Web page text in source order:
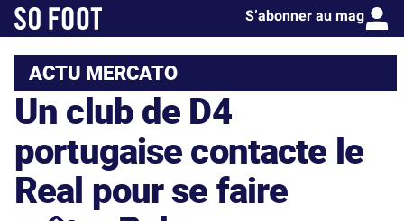
S’abonner au mag
ACTU MERCATO
Un club de D4
portugaise contacte le
Real pour se faire